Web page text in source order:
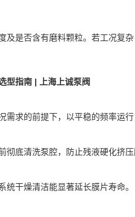
是否含有磨料颗粒。若工况复
型指南 | 上海上诚泵阀
求的前提下，以平稳的频率运行
底清洗泵腔，防止残液硬化挤压
干燥清洁能显著延长膜片寿命。